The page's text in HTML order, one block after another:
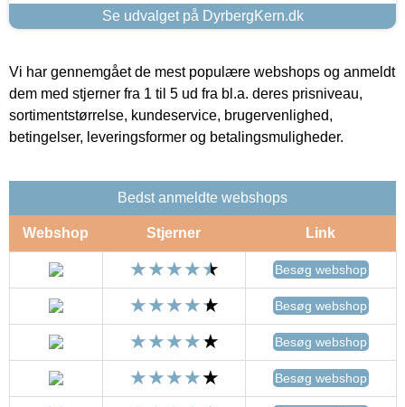
Se udvalget på DyrbergKern.dk
Vi har gennemgået de mest populære webshops og anmeldt
dem med stjerner fra 1 til 5 ud fra bl.a. deres prisniveau,
sortimentstørrelse, kundeservice, brugervenlighed,
betingelser, leveringsformer og betalingsmuligheder.
Bedst anmeldte webshops
Webshop Stjerner Link
Besøg webshop
Besøg webshop
Besøg webshop
Besøg webshop